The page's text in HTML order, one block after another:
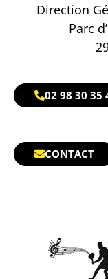
Direction
Parc
02 98 30 35
CONTACT